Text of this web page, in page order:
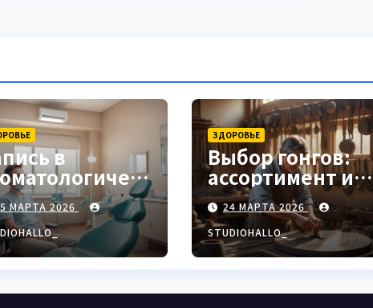
в
клинику
МАРТА 2026
ЗДОРОВЬЕ
Выбор гонгов:
ассортимент и
характеристики
24 МАРТА 2026
STUDIOHALLO_